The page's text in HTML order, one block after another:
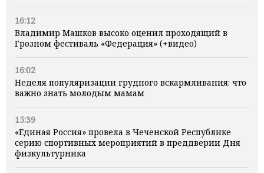
16:12
Владимир Машков высоко оценил проходящий в
Грозном фестиваль «Федерация» (+видео)
16:02
Неделя популяризации грудного вскармливания: что
важно знать молодым мамам
15:39
«Единая Россия» провела в Чеченской Республике
серию спортивных мероприятий в преддверии Дня
физкультурника